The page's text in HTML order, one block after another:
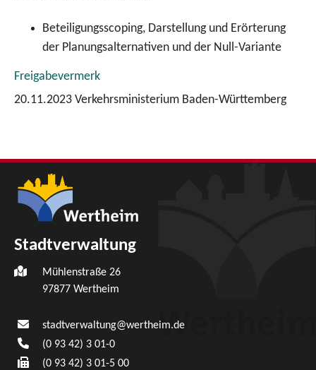
Beteiligungsscoping, Darstellung und Erörterung
der Planungsalternativen und der Null-Variante
Freigabevermerk
20.11.2023 Verkehrsministerium Baden-Württemberg
Stadtverwaltung
Mühlenstraße 26
97877 Wertheim
stadtverwaltung@wertheim.de
(0 93 42) 3 01-0
(0 93 42) 3 01-5 00